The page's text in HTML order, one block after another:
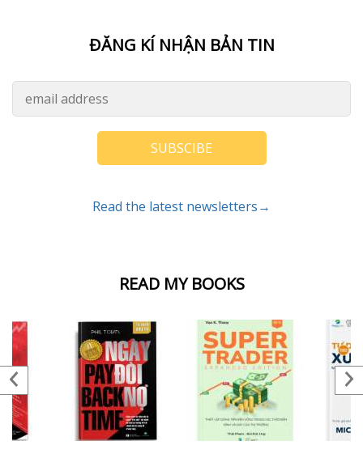
READ MY BOOKS
ĐĂNG KÍ NHẬN BẢN TIN
SUBSCIBE
Read the latest newsletters→